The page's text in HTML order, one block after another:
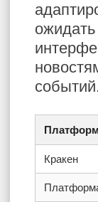
событий.
Кракен